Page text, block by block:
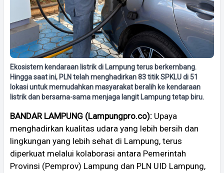
Ekosistem kendaraan listrik di Lampung terus berkembang.
Hingga saat ini, PLN telah menghadirkan 83 titik SPKLU di 51
lokasi untuk memudahkan masyarakat beralih ke kendaraan
listrik dan bersama-sama menjaga langit Lampung tetap biru.
BANDAR LAMPUNG (Lampungpro.co): Upaya
menghadirkan kualitas udara yang lebih bersih dan
lingkungan yang lebih sehat di Lampung, terus
diperkuat melalui kolaborasi antara Pemerintah
Provinsi (Pemprov) Lampung dan PLN UID Lampung,